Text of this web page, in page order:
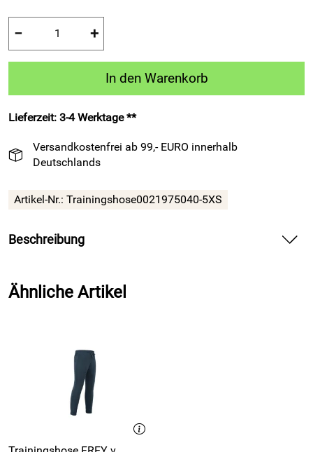
− +
In den Warenkorb
Lieferzeit: 3-4 Werktage **
Versandkostenfrei ab 99,- EURO innerhalb
Deutschlands
Artikel-Nr.: Trainingshose0021975040-5XS
Beschreibung
liefert angenehmen Tragekomfort für dein Fußball-Training.
sichere dir einen festen Sitz beim Richtungswechsel.
Verstaue dein Handy oder Schlüssel in den seitlichen
Reißverschlusstaschen und fokussiere dich ganz auf dein
Vorteile und Trainingshose ASTRO EVOLUTION von
Ähnliche Artikel